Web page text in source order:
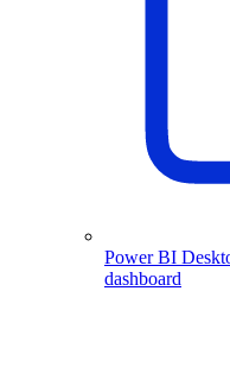
Power BI
dashboard